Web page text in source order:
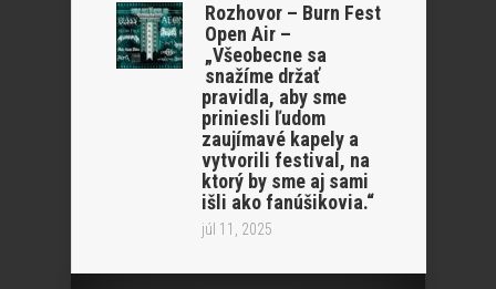
Rozhovor – Burn Fest
Open Air –
„Všeobecne sa
snažíme držať
pravidla, aby sme
priniesli ľudom
zaujímavé kapely a
vytvorili festival, na
ktorý by sme aj sami
išli ako fanúšikovia.“
júl 11, 2025